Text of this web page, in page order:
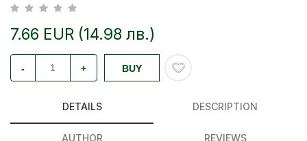
7.66 EUR (14.98 лв.)
- + BUY
DETAILS DESCRIPTION
AUTHOR REVIEWS